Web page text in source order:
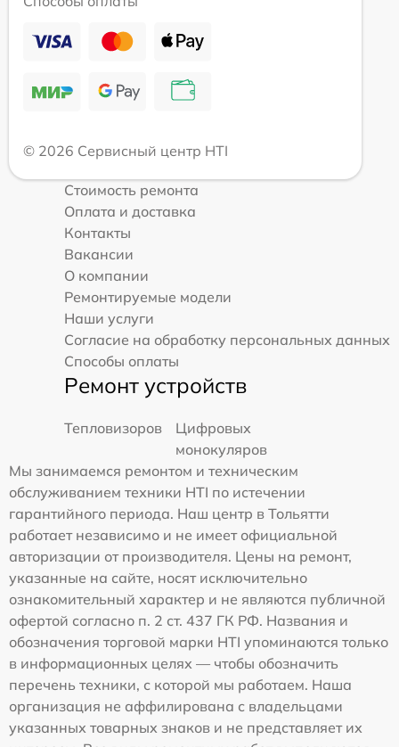
© 2026 Сервисный центр HTI
Стоимость ремонта
Оплата и доставка
Контакты
Вакансии
О компании
Ремонтируемые модели
Наши услуги
Согласие на обработку персональных данных
Способы оплаты
Ремонт устройств
Тепловизоров
Цифровых
монокуляров
Мы занимаемся ремонтом и техническим
обслуживанием техники HTI по истечении
гарантийного периода. Наш центр в Тольятти
работает независимо и не имеет официальной
авторизации от производителя. Цены на ремонт,
указанные на сайте, носят исключительно
ознакомительный характер и не являются публичной
офертой согласно п. 2 ст. 437 ГК РФ. Названия и
обозначения торговой марки HTI упоминаются только
в информационных целях — чтобы обозначить
перечень техники, с которой мы работаем. Наша
организация не аффилирована с владельцами
указанных товарных знаков и не представляет их